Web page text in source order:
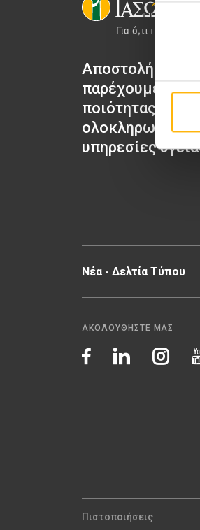
Επιλογή
Αποστολή μας να
παρέχουμε
ποιότητας
ολοκληρωμένες
υπηρεσίες
Νέα - Δελτία Τύπου
ΑΚΟΛΟΥΘΗΣΤΕ ΜΑΣ
Πιστοποιήσεις